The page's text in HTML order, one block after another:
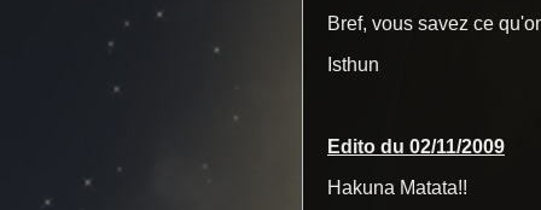
Bref, vous savez ce
Isthun
Edito du 02/11/2009
Hakuna Matata!!